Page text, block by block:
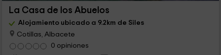
La Casa de los Abuelos
Alojamiento ubicado a 9.2km de Siles
Cotillas, Albacete
0 opiniones